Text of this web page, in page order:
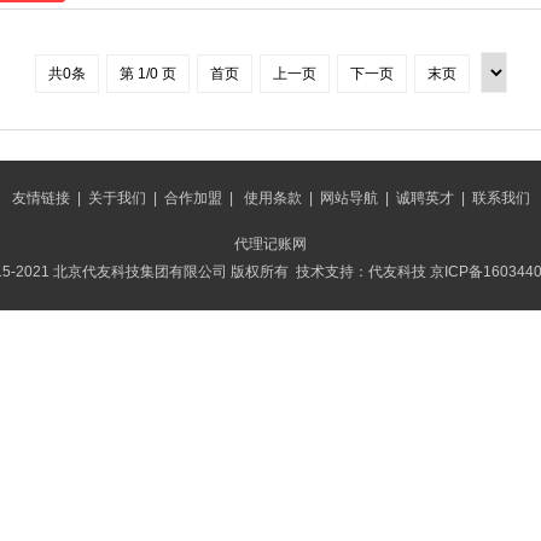
共0条 第 1/0 页 首页 上一页 下一页 末页
友情链接| 关于我们 合作加盟 使用条款 网站导航| 诚聘英才| 联系我们
代理记账网
2021 北京代友科技集团有限公司 版权所有 技术支持：代友科技 京ICP备